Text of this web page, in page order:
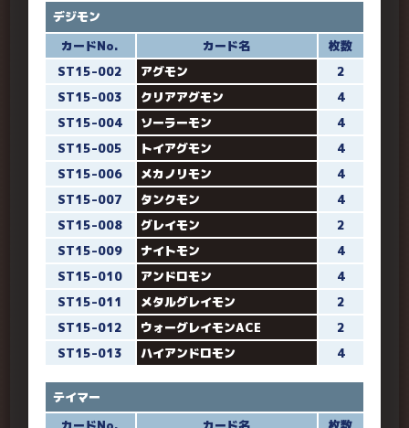
デジモン
カードNo.
カード名
枚数
ST15-002
アグモン
2
ST15-003
クリアアグモン
4
ST15-004
ソーラーモン
4
ST15-005
トイアグモン
4
ST15-006
メカノリモン
4
ST15-007
タンクモン
4
ST15-008
グレイモン
2
ST15-009
ナイトモン
4
ST15-010
アンドロモン
4
ST15-011
メタルグレイモン
2
ST15-012
ウォーグレイモンACE
2
ST15-013
ハイアンドロモン 4
テイマー